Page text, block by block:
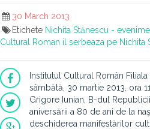
30 March 2013
Etichete Nichita Stănescu -
Cultural Roman il serbeaza pe Nichita
Institutul Cultural Român
sâmbătă, 30 martie 2013, ora
Grigore Iunian, B-dul
aniversării a 80 de ani de la
deschiderea manifestărilor